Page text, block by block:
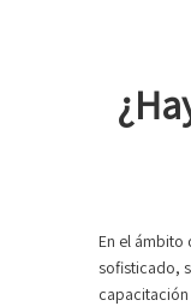
En el
sofisticado,